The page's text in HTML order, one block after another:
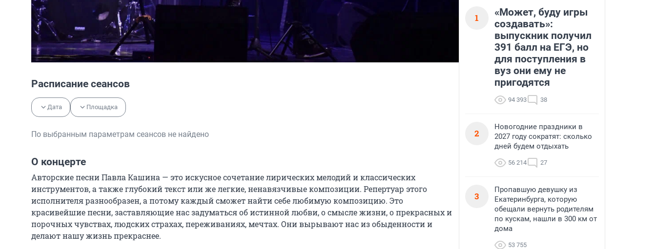
Расписание сеансов
Дата Площадка
По выбранным параметрам сеансов не найдено
О концерте
Авторские песни Павла Кашина — это искусное сочетание лирических мелодий и классических
инструментов, а также глубокий текст или же легкие, ненавязчивые композиции. Репертуар этого
исполнителя разнообразен, а потому каждый сможет найти себе любимую композицию. Это
красивейшие песни, заставляющие нас задуматься об истинной любви, о смысле жизни, о прекрасных и
порочных чувствах, людских страхах, переживаниях, мечтах. Они вырывают нас из обыденности и
делают нашу жизнь прекраснее.
1
«Может, буду игры
создавать»:
выпускник получил
391 балл на ЕГЭ, но
для поступления в
вуз они ему не
пригодятся
94 393 38
2
Новогодние праздники в
2027 году сократят: сколько
дней будем отдыхать
56 214 27
3
Пропавшую девушку из
Екатеринбурга, которую
обещали вернуть родителям
по кускам, нашли в 300 км от
дома
53 755